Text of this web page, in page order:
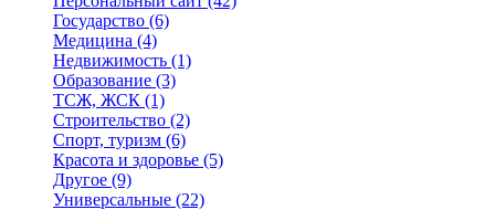
Государство (6)
Медицина (4)
Недвижимость (1)
Образование (3)
ТСЖ, ЖСК (1)
Строительство (2)
Спорт, туризм (6)
Красота и здоровье (5)
Другое (9)
Универсальные (22)